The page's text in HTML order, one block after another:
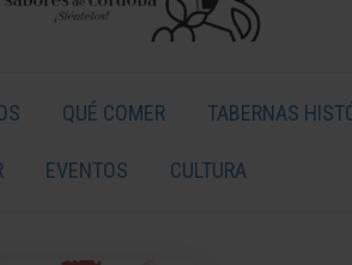
QUÉ COMER TABERNAS
EVENTOS CULTURA